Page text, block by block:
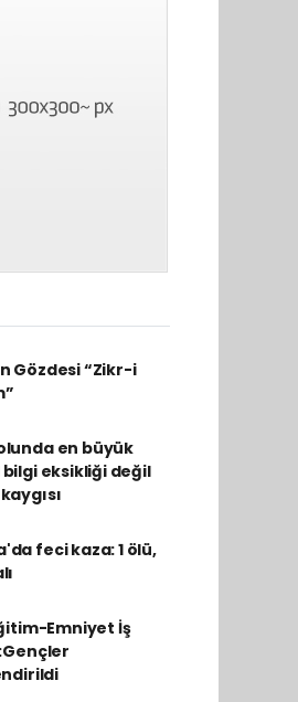
Gözdesi “Zikr-i
en büyük
eksikliği değil
feci kaza: 1 ölü,
Emniyet İş